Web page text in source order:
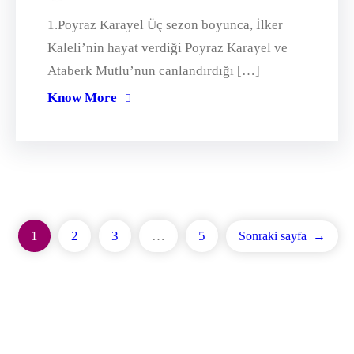
1.Poyraz Karayel Üç sezon boyunca, İlker
Kaleli’nin hayat verdiği Poyraz Karayel ve
Ataberk Mutlu’nun canlandırdığı […]
Know More
1 2 3 … 5 Sonraki sayfa →